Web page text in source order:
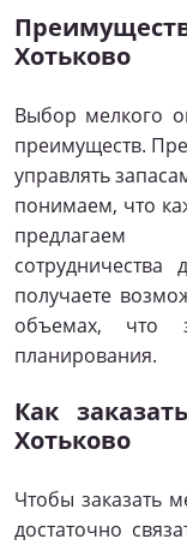
Хотьково
Выбор мелкого
преимуществ.
управлять
понимаем, что
предлагаем
получаете
объемах, что
планирования.
Как
Хотьково
Чтобы заказать
достаточно